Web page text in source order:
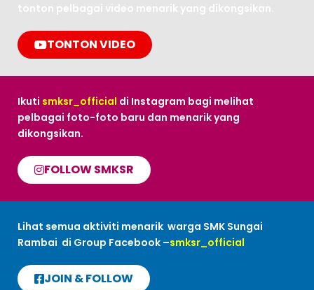
tonton pelbagai video menarik yang dikongsikan.
TONTON VIDEO
Ikuti smksr_official di Instagram bagi melihat
pelbagai foto-foto baru dan menarik yang
dikongsikan.
FOLLOW SMKSR
Lihat semua aktiviti menarik warga SMK Sungai
Rambai di Group Facebook –smksr_official
JOIN & FOLLOW